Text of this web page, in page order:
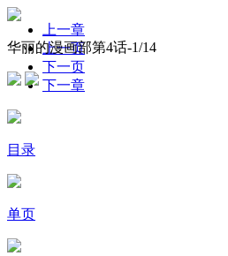
华丽的漫画部第4话-1/14
上一章
上一页
下一页
下一章
目录
单页